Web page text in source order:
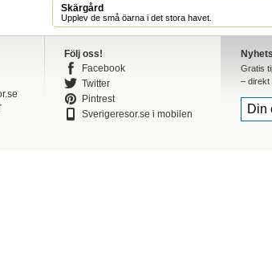
Skärgård
Upplev de små öarna i det stora havet.
Följ oss!
Facebook
Twitter
Pintrest
Sverigeresor.se i mobilen
Gratis
– direkt